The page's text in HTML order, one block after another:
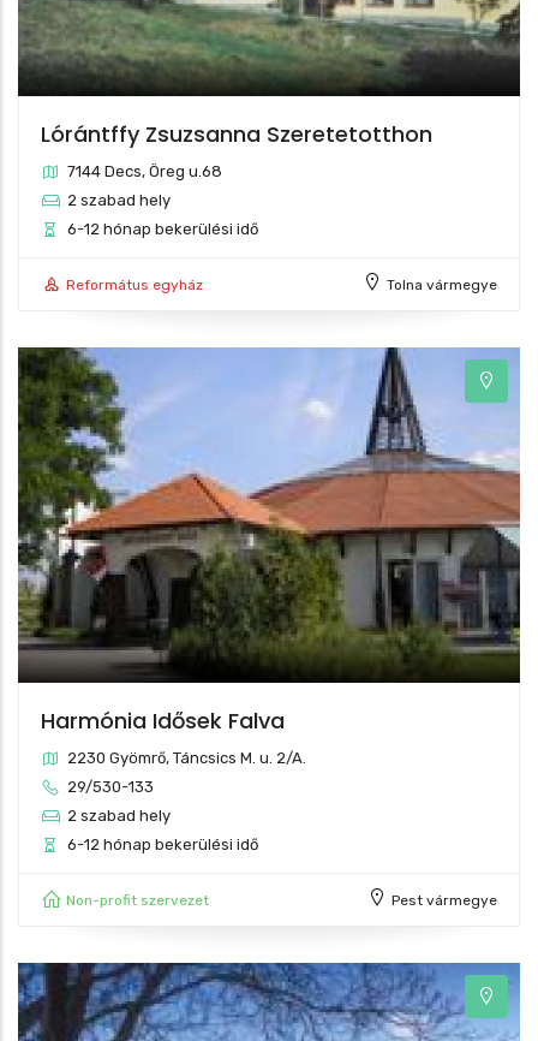
Lórántffy Zsuzsanna Szeretetotthon
7144 Decs, Öreg u.68
2 szabad hely
6-12 hónap bekerülési idő
Református egyház Tolna vármegye
Harmónia Idősek Falva
2230 Gyömrő, Táncsics M. u. 2/A.
29/530-133
2 szabad hely
6-12 hónap bekerülési idő
Non-profit szervezet Pest vármegye